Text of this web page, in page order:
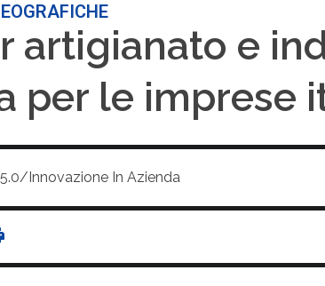
artigianato e
per le imprese
Innovazione In Azienda